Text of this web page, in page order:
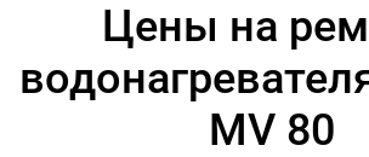
Цены на
MV 80